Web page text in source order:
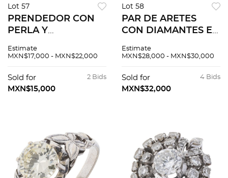
Lot 57
PRENDEDOR CON
PERLA Y
PLATINO, PLATA
BLANCO DE 18K
Estimate
MXN$17,000 - MXN$22,000
2 Bids
Sold for
MXN$15,000
Lot 58
PAR DE ARETES
CON DIAMANTES EN
Estimate
MXN$28,000 - MXN$30,000
4 Bids
Sold for
MXN$32,000